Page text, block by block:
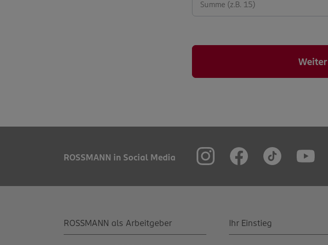
Weiter
ROSSMANN in Social Media
ROSSMANN als Arbeitgeber Ihr Einstieg